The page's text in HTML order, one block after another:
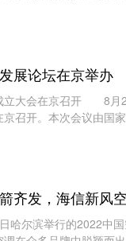
展论坛在京举办
国际碳足迹创新发展论坛暨碳足
召开。本次会议由国
齐发，海信新风
哈尔滨举行的2022中